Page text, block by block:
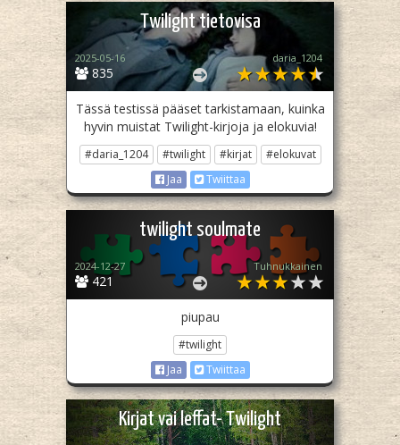
Twilight tietovisa
835
2025-05-16 daria_1204
Tässä testissä pääset tarkistamaan, kuinka
hyvin muistat Twilight-kirjoja ja elokuvia!
#daria_1204 #twilight #kirjat
#elokuvat
Jaa
Twiittaa
twilight soulmate
421
2024-12-27 Tuhnukkainen
piupau
#twilight
Jaa
Twiittaa
Kirjat vai leffat- Twilight